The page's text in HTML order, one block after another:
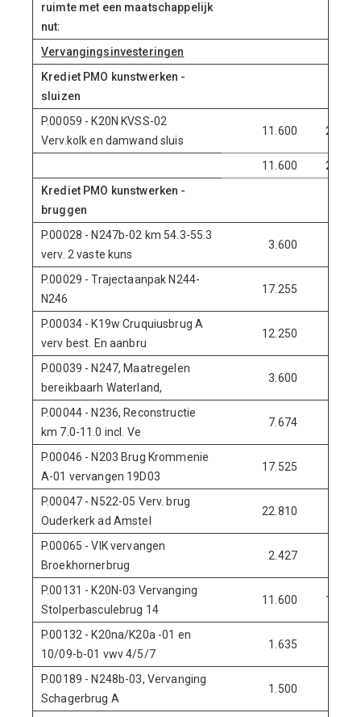
ruimte met een maatschappelijk
nut:
Vervangingsinvesteringen
Krediet PMO kunstwerken -
sluizen
P.00059 - K20N KVSS-02
Verv.kolk en damwand sluis
11.600 29.100
11.600
29.100
Krediet PMO kunstwerken -
bruggen
P.00028 - N247b-02 km 54.3-55.3
verv. 2 vaste kuns
3.600
P.00029 - Trajectaanpak N244-
N246
17.255
P.00034 - K19w Cruquiusbrug A
verv best. En aanbru
12.250
P.00039 - N247, Maatregelen
bereikbaarh Waterland,
3.600
P.00044 - N236, Reconstructie
km 7.0-11.0 incl. Ve
7.674
P.00046 - N203 Brug Krommenie
A-01 vervangen 19D03
17.525
P.00047 - N522-05 Verv. brug
Ouderkerk ad Amstel
22.810
P.00065 - VIK vervangen
Broekhornerbrug
2.427
P.00131 - K20N-03 Vervanging
Stolperbasculebrug 14
11.600 14.100
P.00132 - K20na/K20a -01 en
10/09-b-01 vwv 4/5/7
1.635
P.00189 - N248b-03, Vervanging
Schagerbrug A
1.500